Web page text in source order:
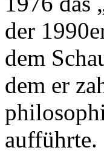
der
dem
dem er
aufführte.